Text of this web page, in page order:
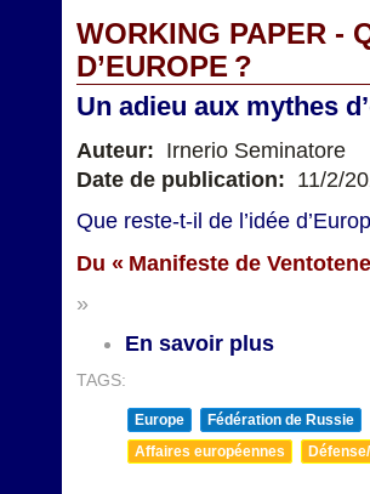
WORKING PAPER -
D’EUROPE ?
Un adieu aux mythes
Auteur: Irnerio Seminatore
Date de publication: 11/2/
Que reste-t-il de l’idée
Du « Manifeste de
»
En savoir plus
TAGS:
Europe
Fédération de Russie
Affaires européennes